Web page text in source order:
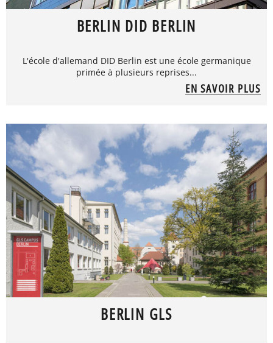
BERLIN DID BERLIN
L'école d'allemand DID Berlin est une école germanique
primée à plusieurs reprises...
EN SAVOIR PLUS
BERLIN GLS